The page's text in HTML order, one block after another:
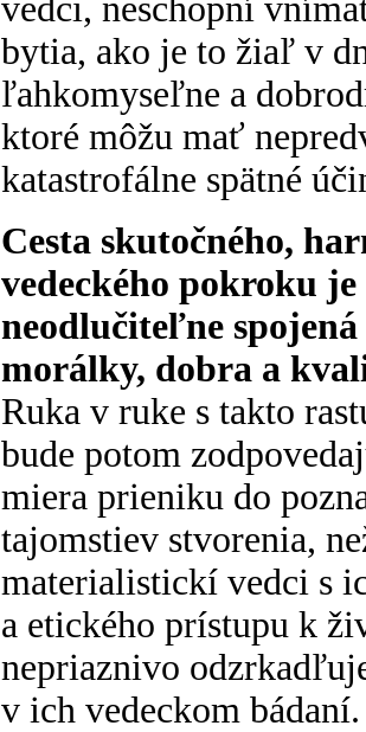
vedci, neschopní
bytia, ako je to žiaľ v
ľahkomyseľne a
ktoré môžu mať
katastrofálne spätné
Cesta skutočného,
vedeckého pokroku
neodlučiteľne
morálky, dobra a
Ruka v ruke s takto
bude potom
miera prieniku do
tajomstiev stvorenia,
materialistickí vedci s
a etického prístupu k
nepriaznivo
v ich vedeckom bádaní.